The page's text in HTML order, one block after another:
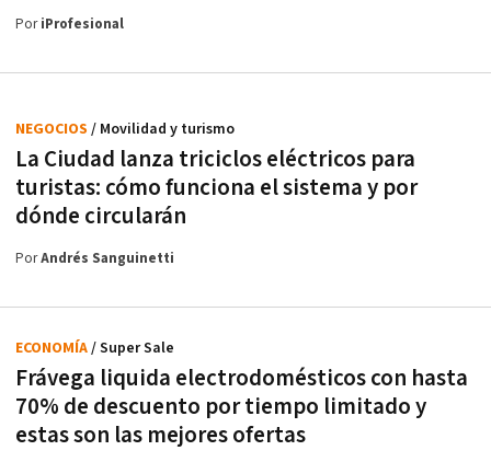
PoriProfesional
La Ciudad lanza triciclos eléctricos para
turistas: cómo funciona el sistema y por
dónde circularán
NEGOCIOS / Movilidad y turismo
PorAndrés Sanguinetti
Frávega liquida electrodomésticos con hasta
70% de descuento por tiempo limitado y
estas son las mejores ofertas
ECONOMÍA/ Super Sale